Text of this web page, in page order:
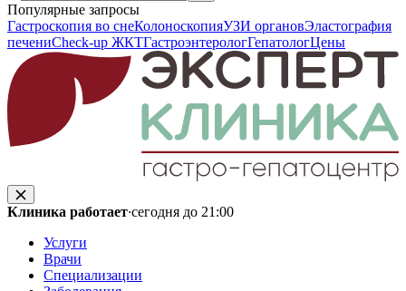
Популярные запросы
Гастроскопия во снеКолоноскопияУЗИ органовЭластография
печениCheck-up ЖКТГастроэнтерологГепатологЦены
Клиника работает·сегодня до 21:00
Услуги
Врачи
Специализации